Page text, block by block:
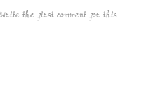
Write the first comment for this!